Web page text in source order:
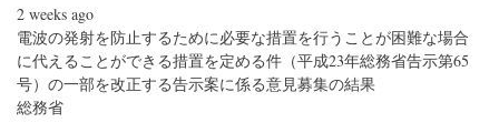
2 weeks ago
電波の発射を防止するために必要な措置を行うことが困難な場合
に代えることができる措置を定める件（平成23年総務省告示第65
号）の一部を改正する告示案に係る意見募集の結果
総務省